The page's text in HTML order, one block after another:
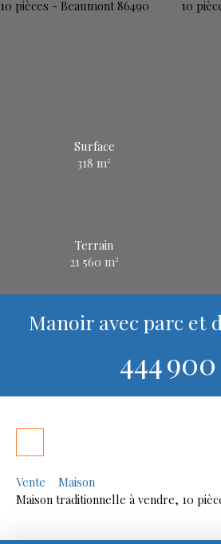
Surface
318m²
Terrain
21 560m²
Manoir avec parc et
444 900
Vente
Maison
Maison traditionnelle à vendre, 10